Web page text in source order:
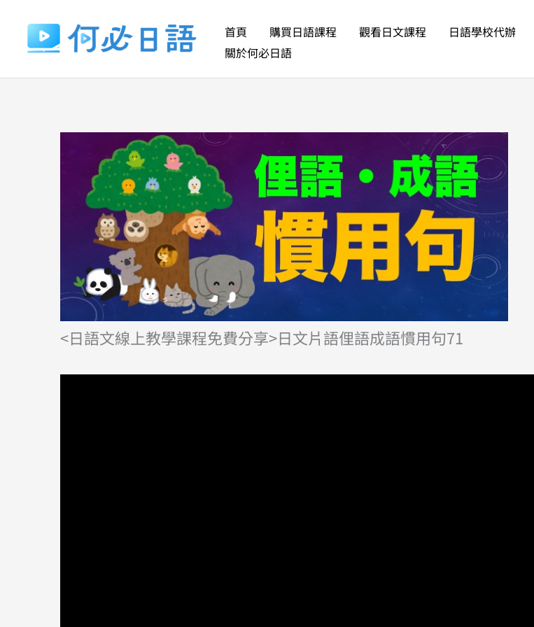
要
首頁 購買日語課程 觀看日文課程 日語學校代辦
關於何必日語
<日語文線上教學課程免費分享>日文片語俚語成語慣用句71